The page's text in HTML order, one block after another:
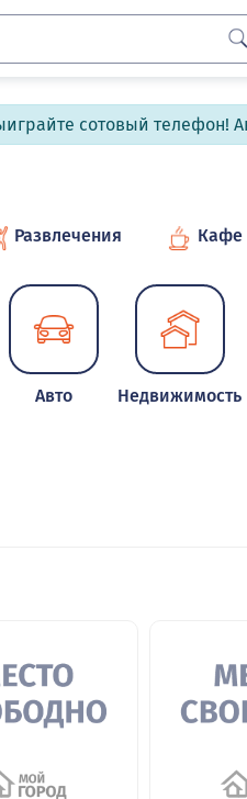
сотовый телефон!
Развлечения Кафе
Авто Недвижимость